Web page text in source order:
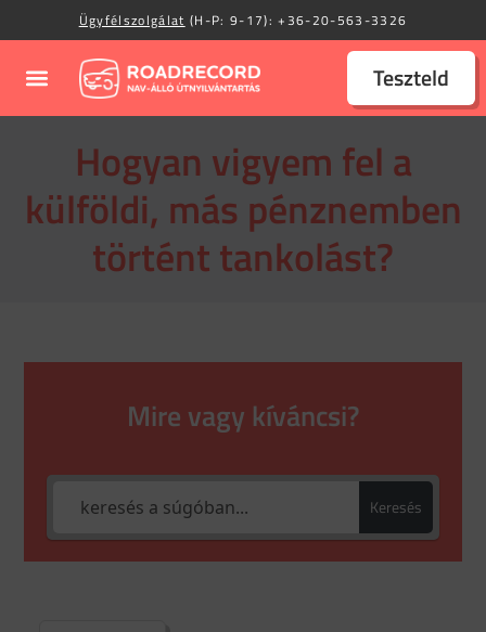
Ügyfélszolgálat (H-P: 9-17):+36-20-563-3326
Teszteld
Hogyan vigyem fel a
külföldi, más pénznemben
történt tankolást?
Mire vagy kíváncsi?
Keresés